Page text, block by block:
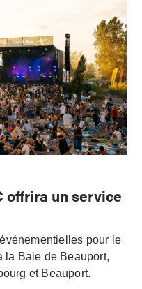
offrira un service
pour le
la Baie de Beauport,
et Beauport.